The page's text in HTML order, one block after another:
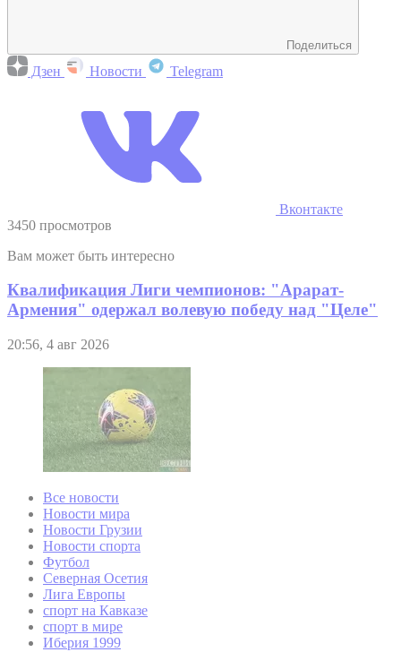
Поделиться
Дзен Новости Telegram
Вконтакте
3450 просмотров
Вам может быть интересно
Квалификация Лиги чемпионов: "Арарат-
Армения" одержал волевую победу над "Целе"
20:56, 4 авг 2026
Все новости
Новости мира
Новости Грузии
Новости спорта
Футбол
Северная Осетия
Лига Европы
спорт на Кавказе
спорт в мире
Иберия 1999